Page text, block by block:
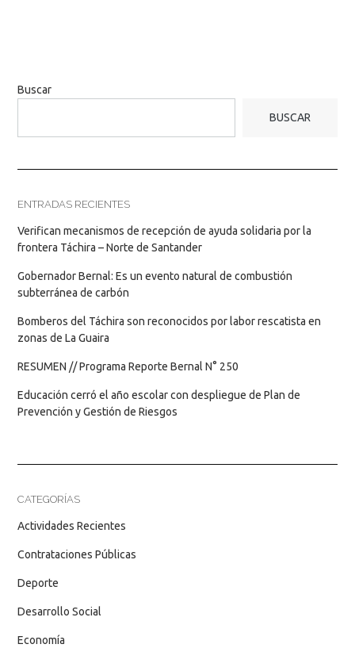
Buscar
BUSCAR
ENTRADAS RECIENTES
Verifican mecanismos de recepción de ayuda solidaria por la
frontera Táchira – Norte de Santander
Gobernador Bernal: Es un evento natural de combustión
subterránea de carbón
Bomberos del Táchira son reconocidos por labor rescatista en
zonas de La Guaira
RESUMEN // Programa Reporte Bernal N° 250
Educación cerró el año escolar con despliegue de Plan de
Prevención y Gestión de Riesgos
CATEGORÍAS
Actividades Recientes
Contrataciones Públicas
Deporte
Desarrollo Social
Economía